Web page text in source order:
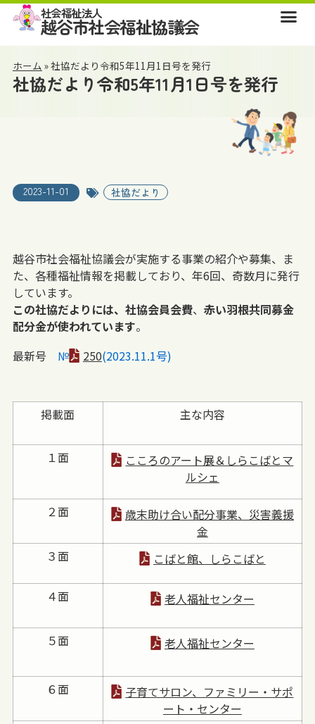
社会福祉法人
越谷市社会福祉協議会
ホーム »社協だより令和5年11月1日号を発行
社協だより令和5年11月1日号を発行
2023-11-01 社協だより
越谷市社会福祉協議会が実施する事業の紹介や募集、ま
た、各種福祉情報を掲載しており、年6回、奇数月に発行
しています。
この社協だよりには、社協会員会費、 赤い羽根共同募金
配分金が使われています。
最新号 № 250(2023.11.1号)
掲載面 主な内容
１面
こころのアート展＆しらこばとマ
ルシェ
２面
歳末助け合い配分事業、災害義援
金
３面
こばと館、しらこばと
４面 老人福祉センター
５面 老人福祉センター
６面
子育てサロン、ファミリー・サポ
ート・センター